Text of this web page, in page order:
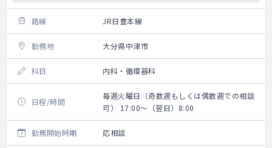
路線 JR日豊本線
勤務地 大分県中津市
科目 内科・循環器科
日程/時間
毎週火曜日（奇数週もしくは偶数週での相談
可） 17:00～（翌日）8:00
勤務開始時期 応相談